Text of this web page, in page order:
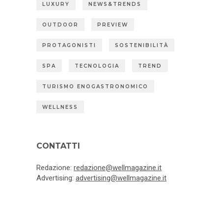
LUXURY NEWS&TRENDS
OUTDOOR PREVIEW
PROTAGONISTI SOSTENIBILITÀ
SPA TECNOLOGIA TREND
TURISMO ENOGASTRONOMICO
WELLNESS
CONTATTI
Redazione: redazione@wellmagazine.it
Advertising: advertising@wellmagazine.it